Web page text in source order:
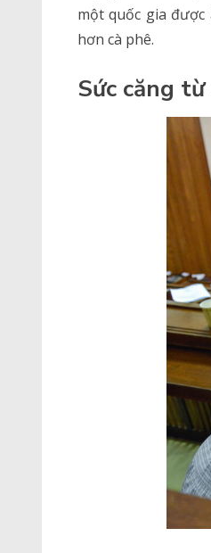
một quốc gia
hơn cà phê.
Sức căng